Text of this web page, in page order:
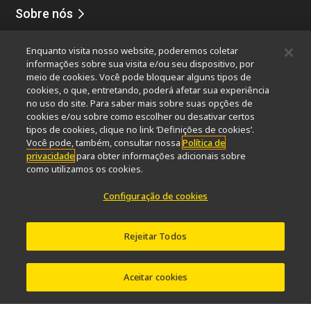
Sobre nós
Sustentabilidade
Bem-estar
Nikon Microscopes 100th Anniversary
Popular Links
Últimas notícias e novidadesSeletor de Objetivas
Resolution CalculatorPubScopeOEM
Nikon Small World
MicroscopyU
Sistemas de litografia semicondutores
Sistemas de litografia FPD
Enquanto visita nosso website, poderemos coletar
informações sobre sua visita e/ou seu dispositivo, por
meio de cookies. Você pode bloquear alguns tipos de
cookies, o que, entretando, poderá afetar sua experiência
no uso do site. Para saber mais sobre suas opções de
cookies e/ou sobre como escolher ou desativar certos
tipos de cookies, clique no link ‘Definições de cookies’.
Você pode, também, consultar nossaPolítica de
privacidadepara obter informações adicionais sobre
como utilizamos os cookies.
Configuração de cookies
Rejeitar Todos
Aceitar cookies